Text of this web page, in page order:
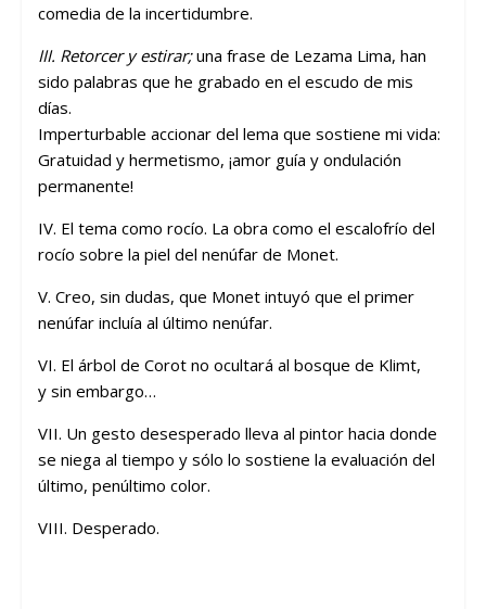
comedia de la incertidumbre.
III. Retorcer y estirar;una frase de Lezama Lima, han
sido palabras que he grabado en el escudo de mis
días.
Imperturbable accionar del lema que sostiene mi vida:
Gratuidad y hermetismo, ¡amor guía y ondulación
permanente!
IV. El tema como rocío. La obra como el escalofrío del
rocío sobre la piel del nenúfar de Monet.
V. Creo, sin dudas, que Monet intuyó que el primer
nenúfar incluía al último nenúfar.
VI. El árbol de Corot no ocultará al bosque de Klimt,
y sin embargo…
VII. Un gesto desesperado lleva al pintor hacia donde
se niega al tiempo y sólo lo sostiene la evaluación del
último, penúltimo color.
VIII. Desperado.